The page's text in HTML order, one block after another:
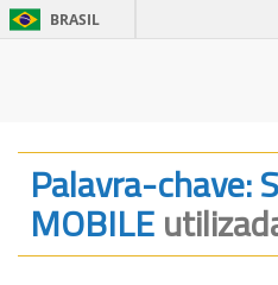
BRASIL
Palavra-chave:
MOBILE